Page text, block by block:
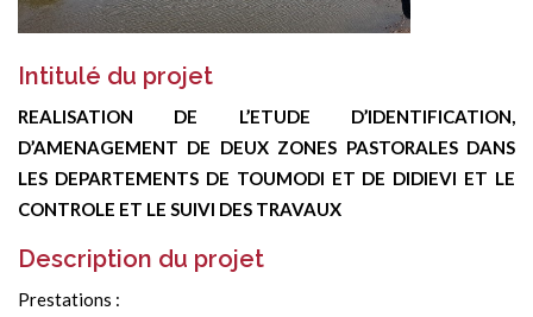
Intitulé du projet
REALISATION DE L’ETUDE D’IDENTIFICATION,
D’AMENAGEMENT DE DEUX ZONES PASTORALES DANS
LES DEPARTEMENTS DE TOUMODI ET DE DIDIEVI ET LE
CONTROLE ET LE SUIVI DES TRAVAUX
Description du projet
Prestations :